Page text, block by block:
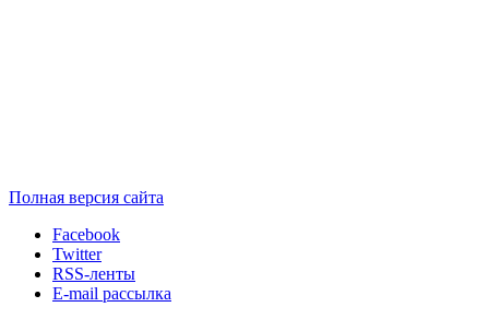
Полная версия сайта
Facebook
Twitter
RSS-ленты
E-mail рассылка